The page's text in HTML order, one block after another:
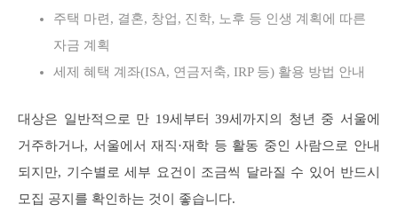
주택 마련, 결혼, 창업, 진학, 노후 등 인생 계획에 따른
자금 계획
세제 혜택 계좌(ISA, 연금저축, IRP 등) 활용 방법 안내
대상은 일반적으로 만 19세부터 39세까지의 청년 중 서울에
거주하거나, 서울에서 재직·재학 등 활동 중인 사람으로 안내
되지만, 기수별로 세부 요건이 조금씩 달라질 수 있어 반드시
모집 공지를 확인하는 것이 좋습니다.